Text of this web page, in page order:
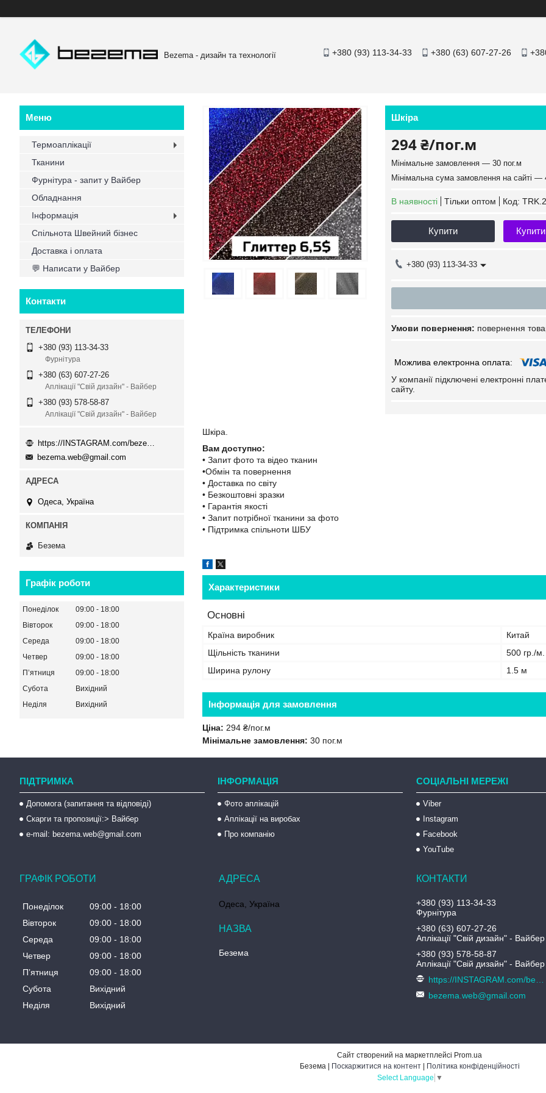
Bezema - дизайн та технології +380 (93) 113-34-33 +380 (63) 607-27-26
Шкіра
294 ₴/пог.м
Мінімальне замовлення — 30 пог.м
Мінімальна сума замовлення на сайті —
В наявності Тільки оптом Код:
Купити
+380 (93) 113-34-33
повернення
У компанії підключені електронні
сайту.
Шкіра.
Вам доступно:
• Запит фото та відео тканин
•Обмін та повернення
• Доставка по світу
• Безкоштовні зразки
• Гарантія якості
• Запит потрібної тканини за фото
• Підтримка спільноти ШБУ
Характеристики
Основні
Країна виробник
Китай
Щільність тканини
500 гр./м.
Ширина рулону
1.5 м
Інформація для замовлення
Ціна: 294 ₴/пог.м
Мінімальне замовлення: 30 пог.м
Термоаплікації
Тканини
Фурнітура - запит у Вайбер
Обладнання
Інформація
Спільнота Швейний бізнес
Доставка і оплата
💬 Написати у Вайбер
Контакти
+380 (93) 113-34-33
Фурнітура
+380 (63) 607-27-26
Аплікації "Свій дизайн" - Вайбер
+380 (93) 578-58-87
Аплікації "Свій дизайн" - Вайбер
bezema.web@gmail.com
Одеса, Україна
Безема
Графік роботи
Понеділок 09:00
18:00
Вівторок
09:00
18:00
Середа
09:00
18:00
Четвер
09:00
18:00
Пʼятниця
09:00
18:00
Субота
Вихідний
Неділя
Вихідний
ПІДТРИМКА
Допомога (запитання та відповіді)
Скарги та пропозиції:> Вайбер
e-mail: bezema.web@gmail.com
ІНФОРМАЦІЯ
Фото аплікацій
Аплікації на виробах
Про компанію
СОЦІАЛЬНІ МЕРЕЖІ
Viber
Instagram
Facebook
YouTube
ГРАФІК РОБОТИ
Понеділок 09:00
18:00
Вівторок
09:00
18:00
Середа
09:00
18:00
Четвер
09:00
18:00
Пʼятниця
09:00
18:00
Субота
Вихідний
Неділя
Вихідний
Одеса, Україна
Безема
+380 (93) 113-34-33
Фурнітура
+380 (63) 607-27-26
Аплікації "Свій дизайн" - Вайбер
+380 (93) 578-58-87
Аплікації "Свій дизайн" - Вайбер
bezema.web@gmail.com
Сайт створений на маркетплейсі Prom.ua
Поскаржитися на контент
Політика конфіденційності
Select Language ▼